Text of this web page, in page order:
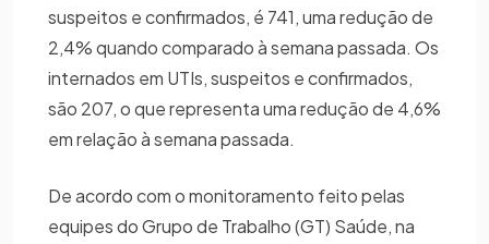
suspeitos e confirmados, é 741, uma redução de
2,4% quando comparado à semana passada. Os
internados em UTIs, suspeitos e confirmados,
são 207, o que representa uma redução de 4,6%
em relação à semana passada.
De acordo com o monitoramento feito pelas
equipes do Grupo de Trabalho (GT) Saúde, na